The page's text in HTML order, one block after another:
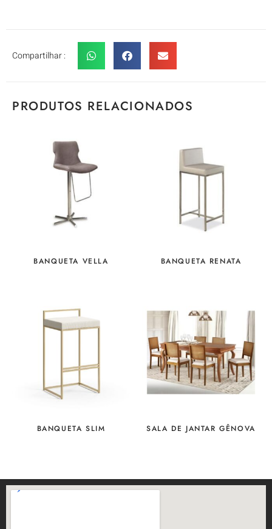
Compartilhar :
PRODUTOS RELACIONADOS
BANQUETA VELLA BANQUETA RENATA
BANQUETA SLIM SALA DE JANTAR GÊNOVA